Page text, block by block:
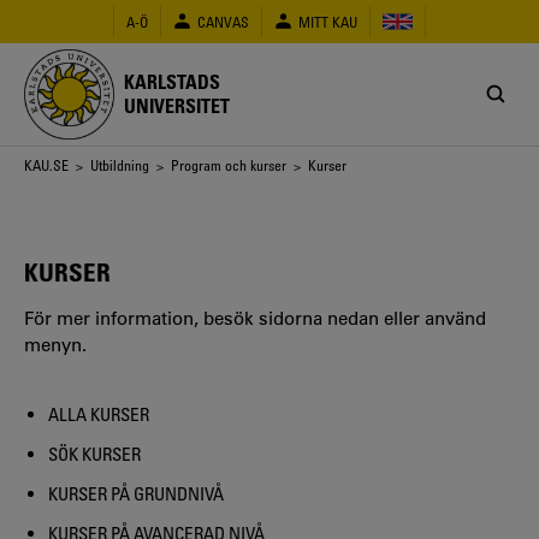
huvudinnehåll
A-Ö CANVAS MITT KAU
KARLSTADS
UNIVERSITET
Länkstig
KAU.SE > Utbildning > Program och kurser > Kurser
KURSER
För mer information, besök sidorna nedan eller använd
menyn.
ALLA KURSER
SÖK KURSER
KURSER PÅ GRUNDNIVÅ
KURSER PÅ AVANCERAD NIVÅ